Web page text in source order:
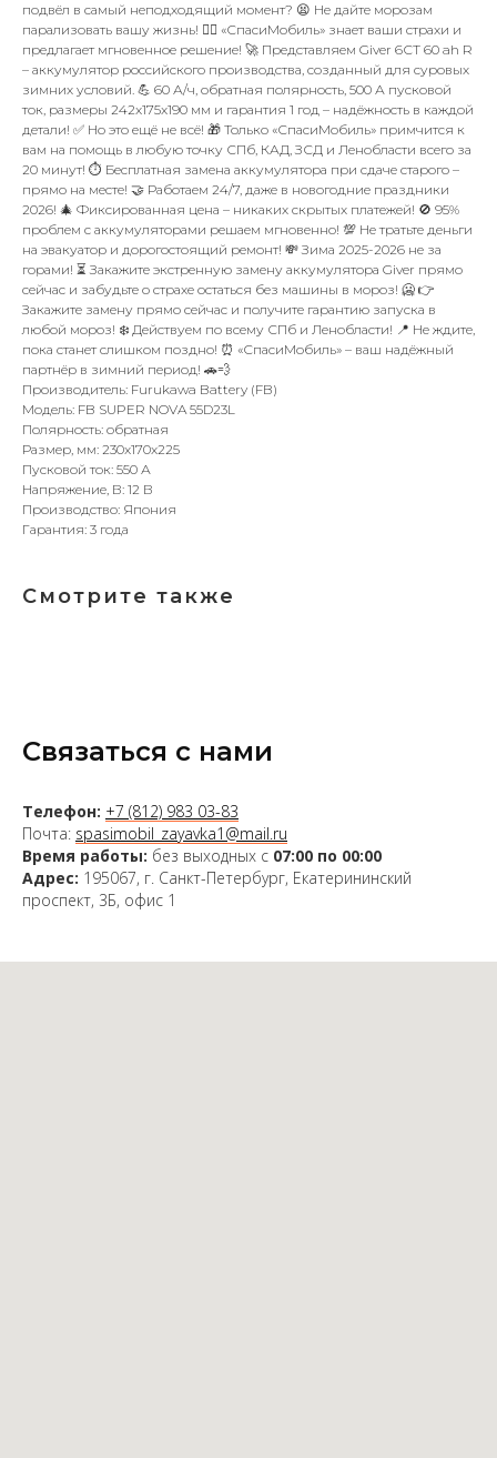
подвёл в самый неподходящий момент? 😫 Не дайте морозам
парализовать вашу жизнь! 🙅‍♂️ «СпасиМобиль» знает ваши страхи и
предлагает мгновенное решение! 🚀 Представляем Giver 6СТ 60 ah R
– аккумулятор российского производства, созданный для суровых
зимних условий. 💪 60 А/ч, обратная полярность, 500 А пусковой
ток, размеры 242x175x190 мм и гарантия 1 год – надёжность в каждой
детали! ✅ Но это ещё не всё! 🎁 Только «СпасиМобиль» примчится к
вам на помощь в любую точку СПб, КАД, ЗСД и Ленобласти всего за
20 минут! ⏱️ Бесплатная замена аккумулятора при сдаче старого –
прямо на месте! 🤝 Работаем 24/7, даже в новогодние праздники
2026! 🎄 Фиксированная цена – никаких скрытых платежей! 🚫 95%
проблем с аккумуляторами решаем мгновенно! 💯 Не тратьте деньги
на эвакуатор и дорогостоящий ремонт! 💸 Зима 2025-2026 не за
горами! ⏳ Закажите экстренную замену аккумулятора Giver прямо
сейчас и забудьте о страхе остаться без машины в мороз! 🥶 👉
Закажите замену прямо сейчас и получите гарантию запуска в
любой мороз! ❄️ Действуем по всему СПб и Ленобласти! 📍 Не ждите,
пока станет слишком поздно! ⏰ «СпасиМобиль» – ваш надёжный
партнёр в зимний период! 🚗💨
Производитель: Furukawa Battery (FB)
Модель: FB SUPER NOVA 55D23L
Полярность: обратная
Размер, мм: 230x170x225
Пусковой ток: 550 А
Напряжение, В: 12 В
Производство: Япония
Гарантия: 3 года
Смотрите также
Связаться с нами
Телефон: +7 (812) 983 03-83
Почта: spasimobil_zayavka1@mail.ru
Время работы: без выходных с 07:00 по 00:00
Адрес: 195067, г. Санкт-Петербург, Екатерининский
проспект, 3Б, офис 1